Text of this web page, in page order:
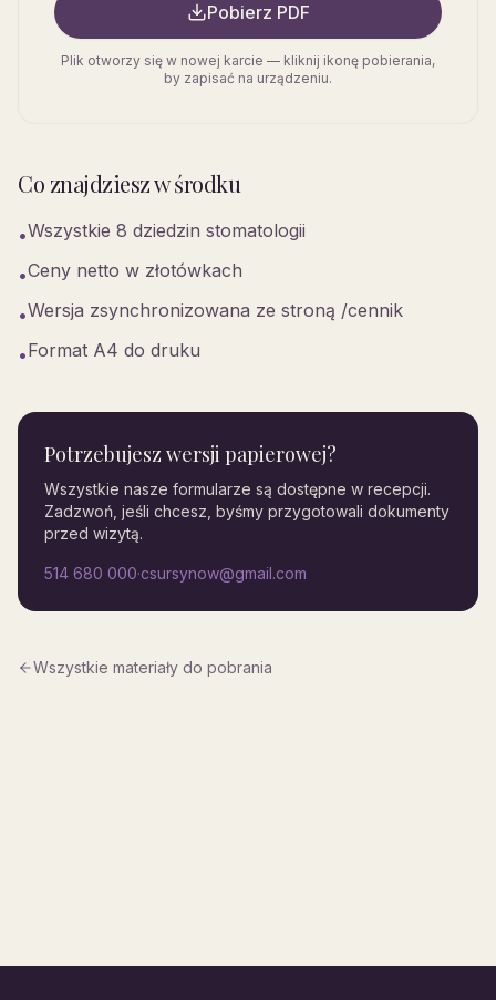
Pobierz PDF
Plik otworzy się w nowej karcie — kliknij ikonę pobierania,
by zapisać na urządzeniu.
Co znajdziesz w środku
•Wszystkie 8 dziedzin stomatologii
•Ceny netto w złotówkach
•Wersja zsynchronizowana ze stroną /cennik
•Format A4 do druku
Potrzebujesz wersji papierowej?
Wszystkie nasze formularze są dostępne w recepcji.
Zadzwoń, jeśli chcesz, byśmy przygotowali dokumenty
przed wizytą.
514 680 000·csursynow@gmail.com
Wszystkie materiały do pobrania